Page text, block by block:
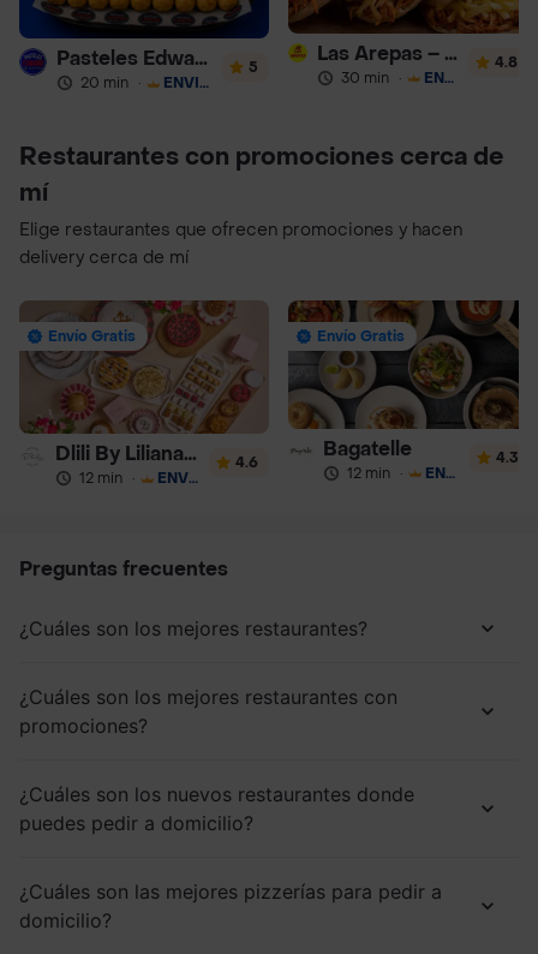
Pasteles Edward
20 min · ENVÍO GRATIS
5
Las Arepas – Arepas Rellenas
30 min · ENVÍO GRATIS
4.8
Restaurantes con promociones cerca de
mí
Elige restaurantes que ofrecen promociones y hacen
delivery cerca de mí
Envío Gratis
Dlili By Liliana Arango
12 min · ENVÍO GRATIS
4.6
Envío Gratis
Bagatelle
12 min · ENVÍO GRATIS
4.3
Preguntas frecuentes
¿Cuáles son los mejores restaurantes?
¿Cuáles son los mejores restaurantes con
promociones?
¿Cuáles son los nuevos restaurantes donde
puedes pedir a domicilio?
¿Cuáles son las mejores pizzerías para pedir a
domicilio?